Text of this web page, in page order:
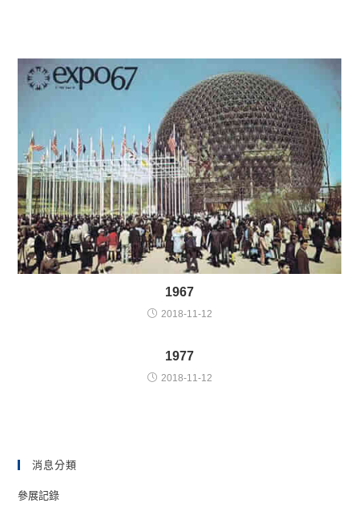
1967
2018-11-12
1977
2018-11-12
消息分類
參展記錄